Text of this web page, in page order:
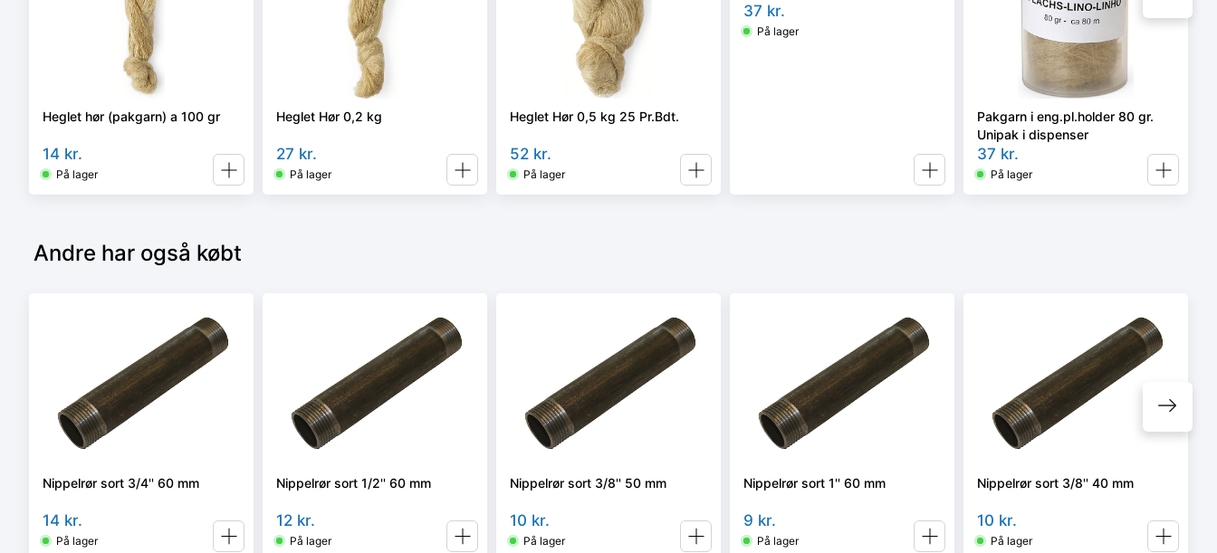
Heglet hør (pakgarn) a 100 gr
14 kr.
På lager
Heglet Hør 0,2 kg
27 kr.
På lager
Heglet Hør 0,5 kg 25 Pr.Bdt.
52 kr.
På lager
37 kr.
På lager
Pakgarn i eng.pl.holder 80 gr.
Unipak i dispenser
37 kr.
På lager
Andre har også købt
Nippelrør sort 3/4'' 60 mm
14 kr.
På lager
Nippelrør sort 1/2'' 60 mm
12 kr.
På lager
Nippelrør sort 3/8'' 50 mm
10 kr.
På lager
Nippelrør sort 1'' 60 mm
9 kr.
På lager
Nippelrør sort 3/8'' 40 mm
10 kr.
På lager